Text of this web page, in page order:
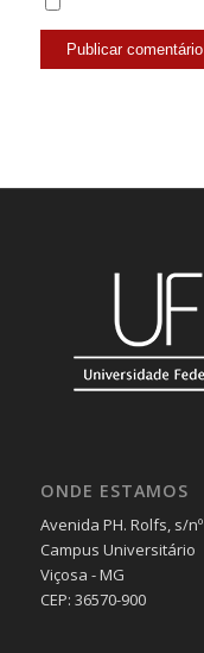
ONDE ESTAMOS
Avenida PH. Rolfs, s/nº
Campus Universitário
Viçosa - MG
CEP: 36570-900